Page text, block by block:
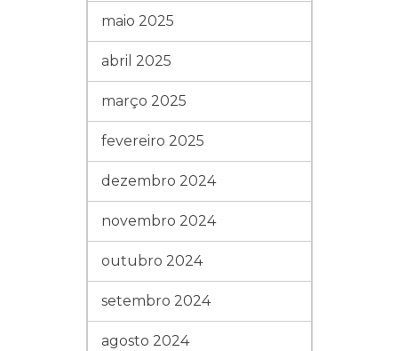
maio 2025
abril 2025
março 2025
fevereiro 2025
dezembro 2024
novembro 2024
outubro 2024
setembro 2024
agosto 2024